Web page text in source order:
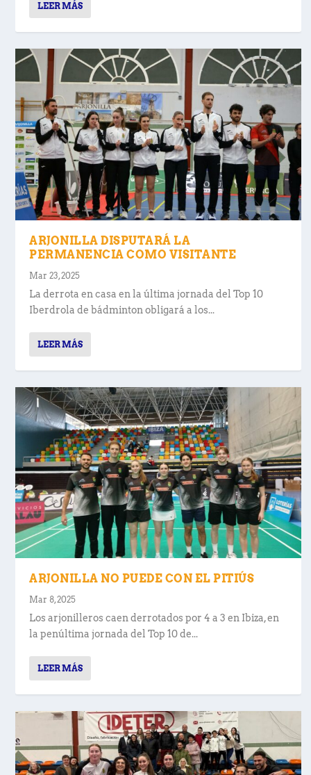
LEER MÁS
ARJONILLA DISPUTARÁ LA
PERMANENCIA COMO VISITANTE
Mar 23, 2025
La derrota en casa en la última jornada del Top 10
Iberdrola de bádminton obligará a los...
LEER MÁS
ARJONILLA NO PUEDE CON EL PITIÚS
Mar 8, 2025
Los arjonilleros caen derrotados por 4 a 3 en Ibiza, en
la penúltima jornada del Top 10 de...
LEER MÁS